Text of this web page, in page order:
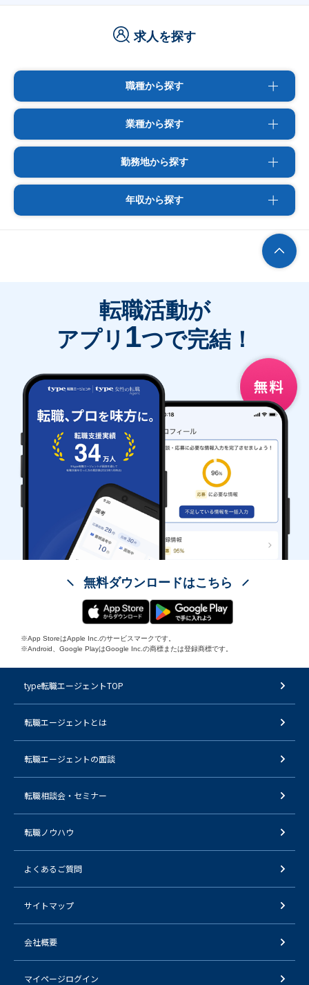
求人を探す
職種から探す
業種から探す
勤務地から探す
年収から探す
転職活動が
アプリ 1つで完結！
無料ダウンロードはこちら
※App StoreはApple Inc.のサービスマークです。
※Android、Google PlayはGoogle Inc.の商標または登録商標です。
type転職エージェントTOP
転職エージェントとは
転職エージェントの面談
転職相談会・セミナー
転職ノウハウ
よくあるご質問
サイトマップ
会社概要
マイページログイン